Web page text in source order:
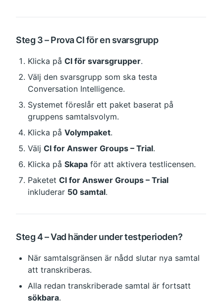
Steg 3 – Prova CI för en svarsgrupp
Klicka på CI för svarsgrupper.
Välj den svarsgrupp som ska testa
Conversation Intelligence.
Systemet föreslår ett paket baserat på
gruppens samtalsvolym.
Klicka på Volympaket.
Välj CI for Answer Groups – Trial.
Klicka på Skapa för att aktivera testlicensen.
Paketet CI for Answer Groups – Trial
inkluderar 50 samtal.
Steg 4 – Vad händer under testperioden?
När samtalsgränsen är nådd slutar nya samtal
att transkriberas.
Alla redan transkriberade samtal är fortsatt
sökbara.